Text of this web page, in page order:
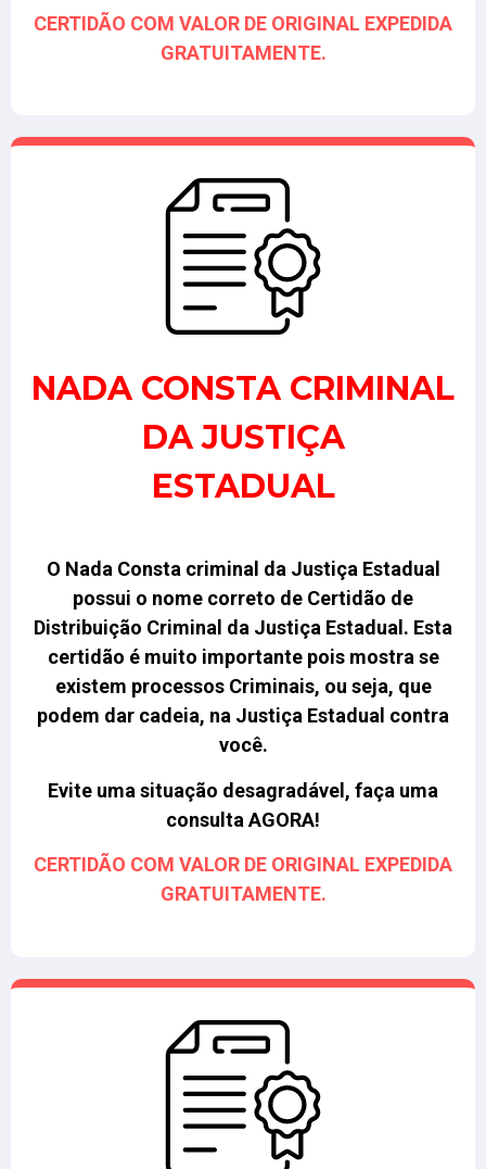
CERTIDÃO COM VALOR DE ORIGINAL EXPEDIDA
GRATUITAMENTE.
NADA CONSTA CRIMINAL
DA JUSTIÇA
ESTADUAL
O Nada Consta criminal da Justiça Estadual
possui o nome correto de Certidão de
Distribuição Criminal da Justiça Estadual. Esta
certidão é muito importante pois mostra se
existem processos Criminais, ou seja, que
podem dar cadeia, na Justiça Estadual contra
você.
Evite uma situação desagradável, faça uma
consulta AGORA!
CERTIDÃO COM VALOR DE ORIGINAL EXPEDIDA
GRATUITAMENTE.